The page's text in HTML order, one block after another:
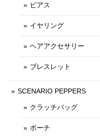
ピアス
イヤリング
ヘアアクセサリー
ブレスレット
SCENARIO PEPPERS
クラッチバッグ
ポーチ